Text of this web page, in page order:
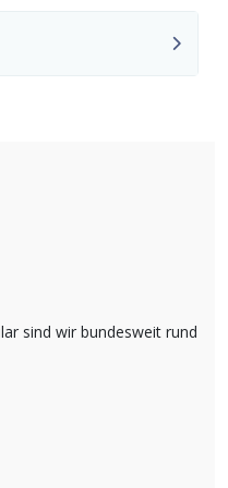
sind wir bundesweit rund